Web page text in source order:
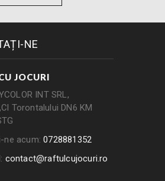
NE
JOCURI
INT SRL,
Torontalului DN6 KM
ne acum:0728881352
contact@raftulcujocuri.ro